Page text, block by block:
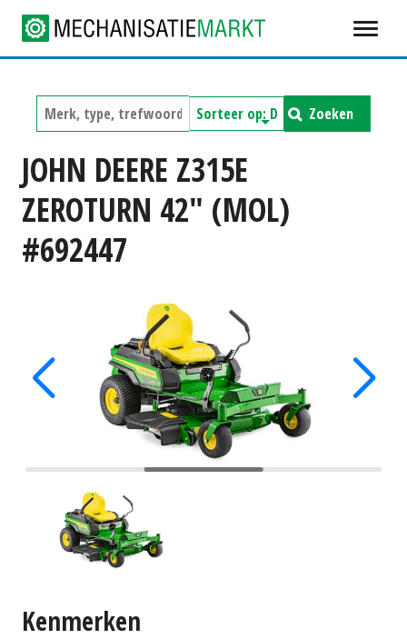
Zoeken
JOHN DEERE Z315E
ZEROTURN 42" (MOL)
#692447
Kenmerken